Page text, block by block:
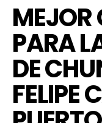
MEJOR
PARA
DE
FELIPE